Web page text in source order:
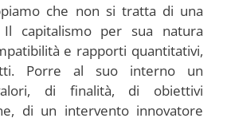
che non si tratta di una
Il capitalismo per sua natura
e rapporti quantitativi,
Porre al suo interno un
di finalità, di obiettivi
di un intervento innovatore